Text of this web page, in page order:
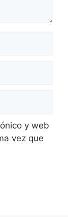
y web
vez que